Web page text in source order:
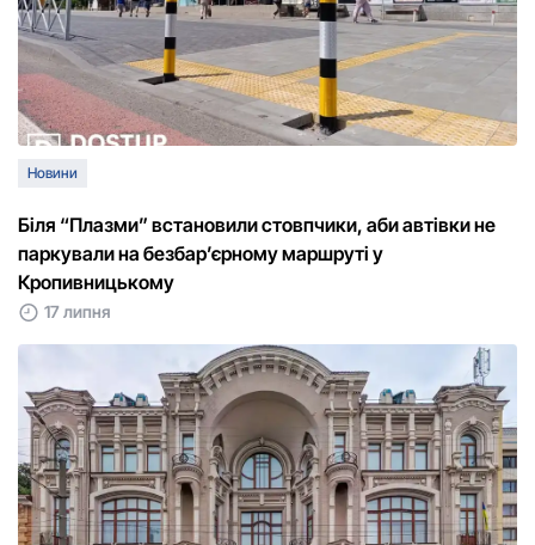
Новини
Біля “Плазми” встановили стовпчики, аби автівки не
паркували на безбар’єрному маршруті у
Кропивницькому
17 липня